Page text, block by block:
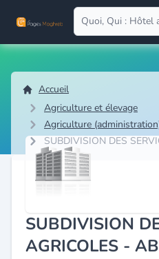
Accueil
Agriculture et élevage
Agriculture
SUBDIVISION DES
SUBDIVISION
AGRICOLES -